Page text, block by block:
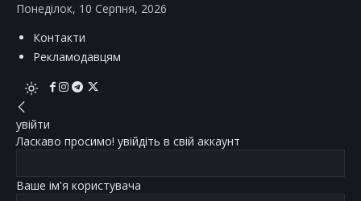
Понеділок, 10 Серпня, 2026
Контакти
Рекламодавцям
увійти
Ласкаво просимо! увійдіть в свій аккаунт
Ваше ім'я користувача